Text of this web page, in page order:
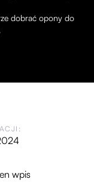
dobrać opony do
wpis